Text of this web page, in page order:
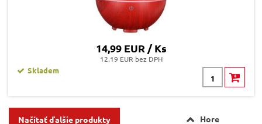
14,99 EUR / Ks
12.19 EUR bez DPH
Skladem
Načítať ďalšie produkty Hore